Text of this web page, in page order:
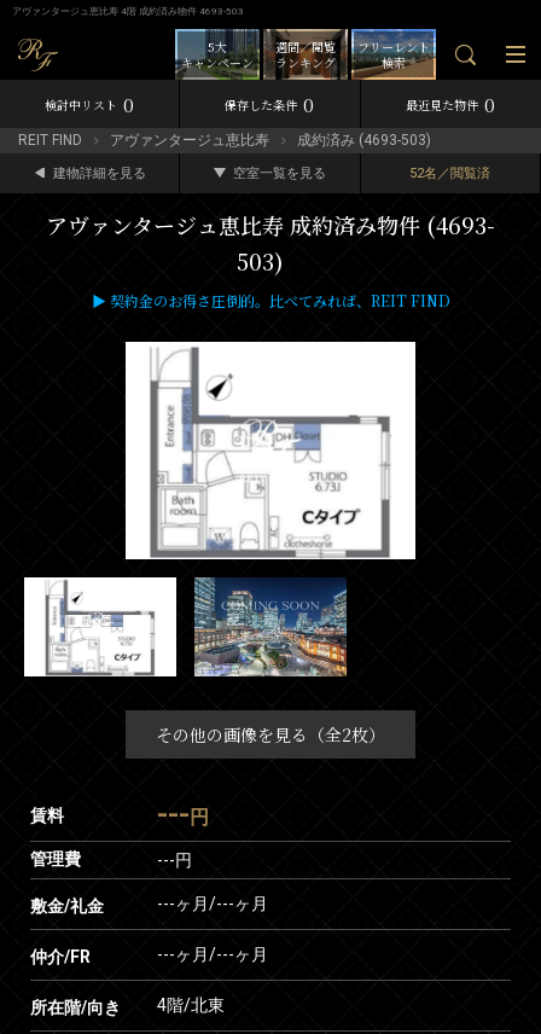
アヴァンタージュ恵比寿 4階 成約済み物件 4693-503
フリーレント
検索
週間／閲覧
ランキング
5大
キャンペーン
検討中リスト 0 保存した条件 0 最近見た物件 0
REIT FIND アヴァンタージュ恵比寿 成約済み (4693-503)
建物詳細を見る 空室一覧を見る 52名／閲覧済
アヴァンタージュ恵比寿 成約済み物件 (4693-
503)
▶ 契約金のお得さ圧倒的。比べてみれば、REIT FIND
その他の画像を見る（全2枚）
賃料 --- 円
管理費 ---円
敷金/礼金 ---ヶ月/---ヶ月
仲介/FR ---ヶ月/---ヶ月
所在階/向き 4階/北東